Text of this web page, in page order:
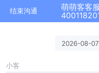
结束沟通
2026-08-
小客